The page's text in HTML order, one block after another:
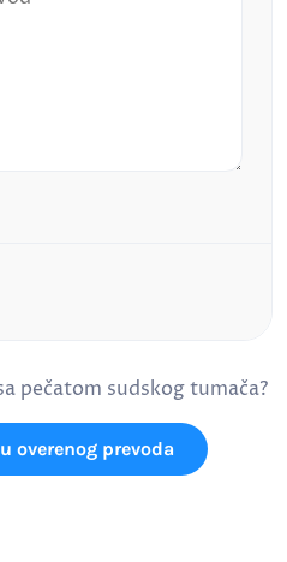
pečatom sudskog tumača?
overenog prevoda